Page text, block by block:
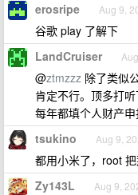
erosripe Aug 9,
谷歌 play 了解下
LandCruiser
@ztmzzz 除了类似
肯定不行。顶多打
每年都填个人财产申
tsukino Aug 9,
都用小米了，root
Zy143L Aug 9,